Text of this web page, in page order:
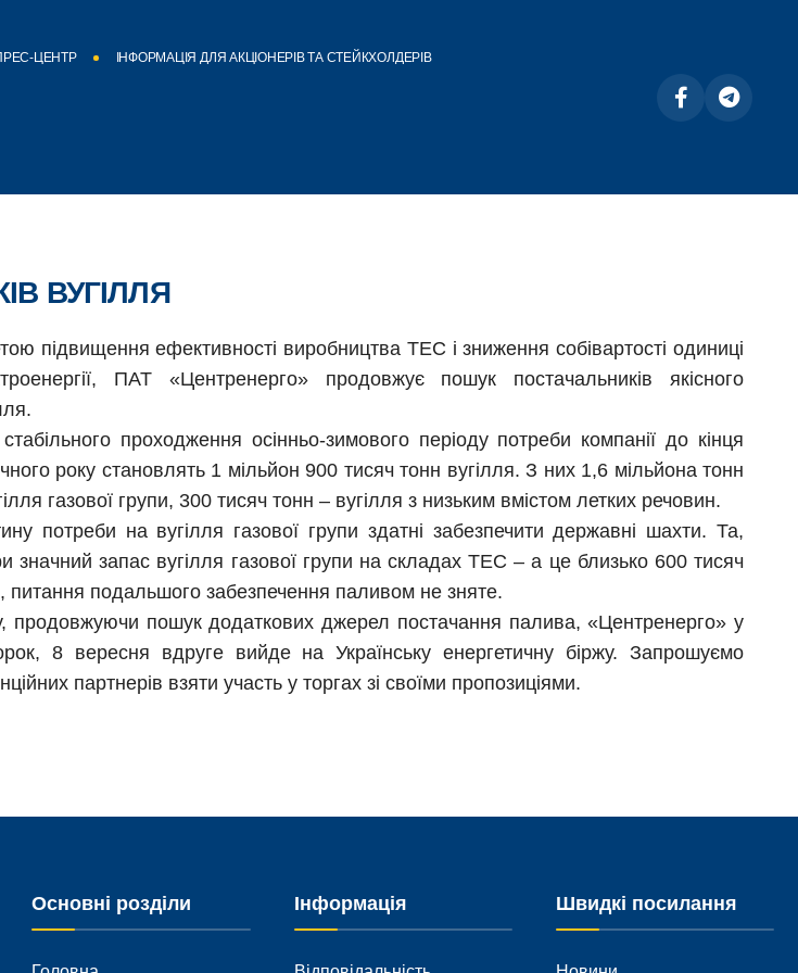
ЦЕНТР ІНФОРМАЦІЯ ДЛЯ АКЦІОНЕРІВ ТА СТЕЙКХОЛДЕРІВ
ВУГІЛЛЯ
підвищення ефективності виробництва ТЕС і зниження собівартості одиниці
ПАТ «Центренерго» продовжує пошук постачальників якісного
проходження осінньо-зимового періоду потреби компанії до кінця
року становлять 1 мільйон 900 тисяч тонн вугілля. З них 1,6 мільйона тонн
газової групи, 300 тисяч тонн – вугілля з низьким вмістом летких речовин.
потреби на вугілля газової групи здатні забезпечити державні шахти. Та,
значний запас вугілля газової групи на складах ТЕС – а це близько 600 тисяч
питання подальшого забезпечення паливом не зняте.
продовжуючи пошук додаткових джерел постачання палива, «Центренерго» у
8 вересня вдруге вийде на Українську енергетичну біржу. Запрошуємо
партнерів взяти участь у торгах зі своїми пропозиціями.
Основні розділи Інформація Швидкі посилання